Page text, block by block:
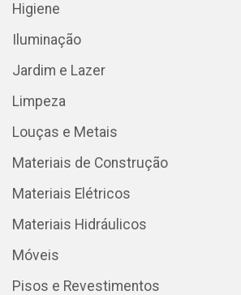
Higiene
Iluminação
Jardim e Lazer
Limpeza
Louças e Metais
Materiais de Construção
Materiais Elétricos
Materiais Hidráulicos
Móveis
Pisos e Revestimentos